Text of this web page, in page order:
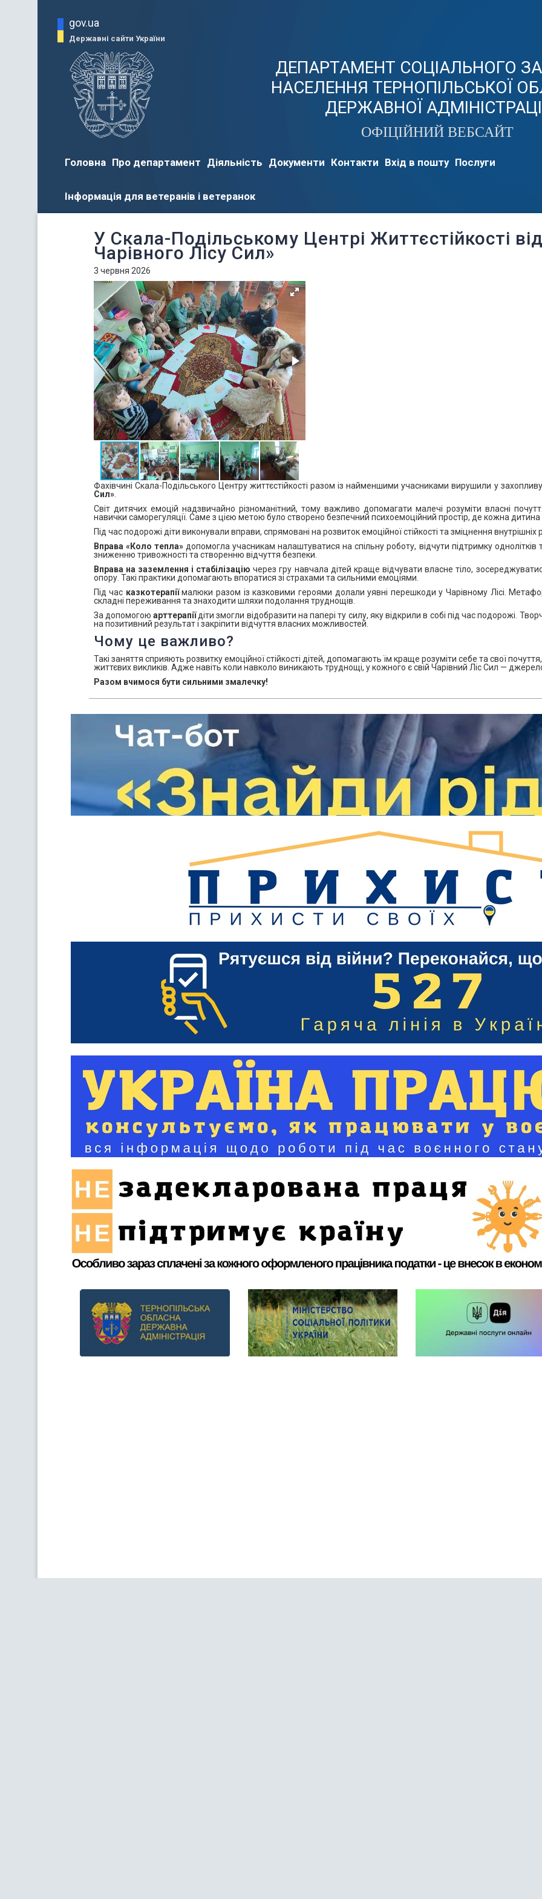
gov.ua
Державні сайти України
ДЕПАРТАМЕНТ СОЦІАЛЬНОГО
НАСЕЛЕННЯ ТЕРНОПІЛЬСЬКОЇ
ДЕРЖАВНОЇ
ОФІЦІЙНИЙ ВЕБСАЙТ
Головна Про департамент Діяльність Документи Контакти Вхід в пошту Послуги
Інформація для ветеранів і ветеранок
У Скала-Подільському Центрі Життєстійкості
Чарівного Лісу Сил»
3 червня 2026
Фахівчині Скала-Подільського Центру життєстійкості разом із найменшими учасниками вирушили у
Сил».
Світ дитячих емоцій надзвичайно різноманітний, тому важливо допомагати малечі розуміти власні
навички саморегуляції. Саме з цією метою було створено безпечний психоемоційний простір, де кожна дитина
Під час подорожі діти виконували вправи, спрямовані на розвиток емоційної стійкості та зміцнення внутрішніх
Вправа «Коло тепла»допомогла учасникам налаштуватися на спільну роботу, відчути підтримку
зниженню тривожності та створенню відчуття безпеки.
Вправа на заземлення і стабілізацію через гру навчала дітей краще відчувати власне тіло,
опору. Такі практики допомагають впоратися зі страхами та сильними емоціями.
Під час казкотерапіїмалюки разом із казковими героями долали уявні перешкоди у Чарівному Лісі.
складні переживання та знаходити шляхи подолання труднощів.
За допомогою арттерапіїдіти змогли відобразити на папері ту силу, яку відкрили в собі під час подорожі.
на позитивний результат і закріпити відчуття власних можливостей.
Чому це важливо?
Такі заняття сприяють розвитку емоційної стійкості дітей, допомагають їм краще розуміти себе та свої
життєвих викликів. Адже навіть коли навколо виникають труднощі, у кожного є свій Чарівний Ліс Сил —
Разом вчимося бути сильними змалечку!
Previous